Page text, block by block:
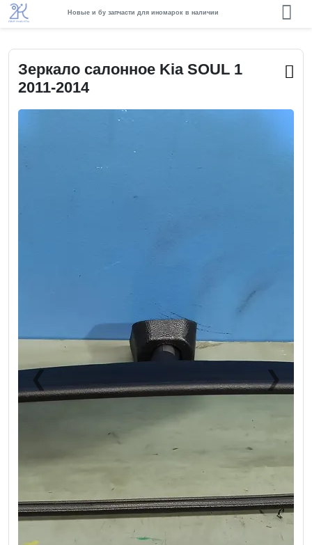
Новые и бу запчасти для иномарок в наличии
Зеркало салонное Kia SOUL 1
2011-2014
❮Previous ❯Next